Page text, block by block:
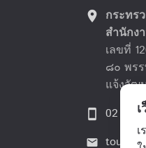
location_on กระทร
สำนักง
เลขที่
๘๐ พร
แจ้งวัฒ
smartphone 02 142
email